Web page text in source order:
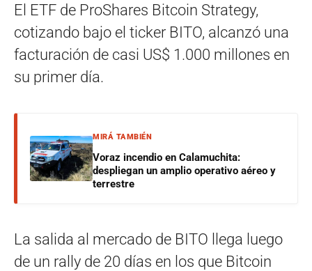
El ETF de ProShares Bitcoin Strategy,
cotizando bajo el ticker BITO, alcanzó una
facturación de casi US$ 1.000 millones en
su primer día.
MIRÁ TAMBIÉN
Voraz incendio en Calamuchita:
despliegan un amplio operativo aéreo y
terrestre
La salida al mercado de BITO llega luego
de un rally de 20 días en los que Bitcoin